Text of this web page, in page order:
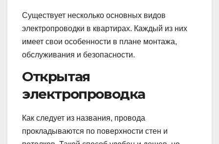
Существует несколько основных видов
электропроводки в квартирах. Каждый из них
имеет свои особенности в плане монтажа,
обслуживания и безопасности.
Открытая
электропроводка
Как следует из названия, провода
прокладываются по поверхности стен и